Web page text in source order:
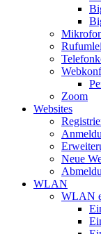
Zoom
Websites
Neue
WLAN
WLAN